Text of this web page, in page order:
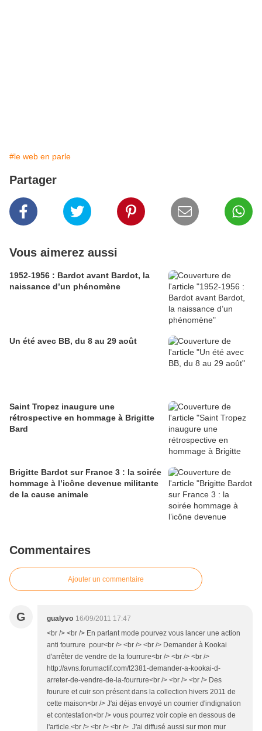
#le web en parle
Partager
Vous aimerez aussi
1952-1956 : Bardot avant Bardot, la
naissance d’un phénomène
Un été avec BB, du 8 au 29 août
Saint Tropez inaugure une
rétrospective en hommage à Brigitte
Bard
Brigitte Bardot sur France 3 : la soirée
hommage à l’icône devenue militante
de la cause animale
Commentaires
Ajouter un commentaire
G gualyvo 16/09/2011 17:47
<br /> <br /> En parlant mode pourvez vous lancer une action
anti fourrure pour<br /> <br /> <br /> Demander à Kookai
d'arrêter de vendre de la fourrure<br /> <br /> <br />
http://avns.forumactif.com/t2381-demander-a-kookai-d-
arreter-de-vendre-de-la-fourrure<br /> <br /> <br /> Des
fourure et cuir son présent dans la collection hivers 2011 de
cette maison<br /> J'ai déjas envoyé un courrier d'indignation
et contestation<br /> vous pourrez voir copie en dessous de
l'article.<br /> <br /> <br /> J'ai diffusé aussi sur mon mur